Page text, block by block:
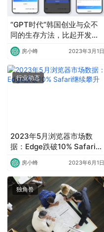
“GPT时代”韩国创业与众不
同的生存方法，比起开发更
注重活用
房小蜂 2023年3月1日
行业动态
2023年5月浏览器市场数
据：Edge跌破10% Safari继
续攀升
房小蜂 2023年6月1日
独角兽